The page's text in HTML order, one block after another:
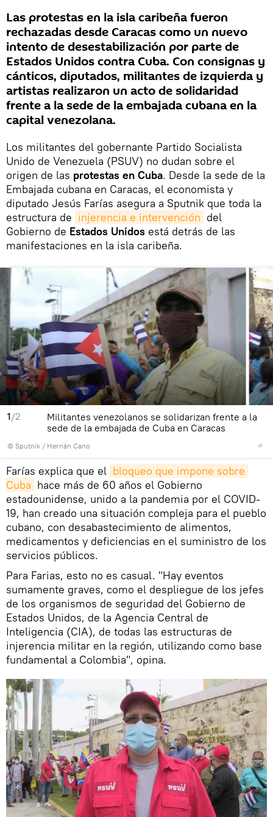
Las protestas en la isla caribeña fueron
rechazadas desde Caracas como un nuevo
intento de desestabilización por parte de
Estados Unidos contra Cuba. Con consignas y
cánticos, diputados, militantes de izquierda y
artistas realizaron un acto de solidaridad
frente a la sede de la embajada cubana en la
capital venezolana.
Los militantes del gobernante Partido Socialista
Unido de Venezuela (PSUV) no dudan sobre el
origen de las protestas en Cuba. Desde la sede de la
Embajada cubana en Caracas, el economista y
diputado Jesús Farías asegura a Sputnik que toda la
estructura de injerencia e intervención del
Gobierno de Estados Unidos está detrás de las
manifestaciones en la isla caribeña.
1/2
© Sputnik / Hernán Cano
Militantes venezolanos se solidarizan frente a la
sede de la embajada de Cuba en Caracas
Farías explica que el bloqueo que impone sobre
Cuba hace más de 60 años el Gobierno
estadounidense, unido a la pandemia por el COVID-
19, han creado una situación compleja para el pueblo
cubano, con desabastecimiento de alimentos,
medicamentos y deficiencias en el suministro de los
servicios públicos.
Para Farias, esto no es casual. "Hay eventos
sumamente graves, como el despliegue de los jefes
de los organismos de seguridad del Gobierno de
Estados Unidos, de la Agencia Central de
Inteligencia (CIA), de todas las estructuras de
injerencia militar en la región, utilizando como base
fundamental a Colombia", opina.